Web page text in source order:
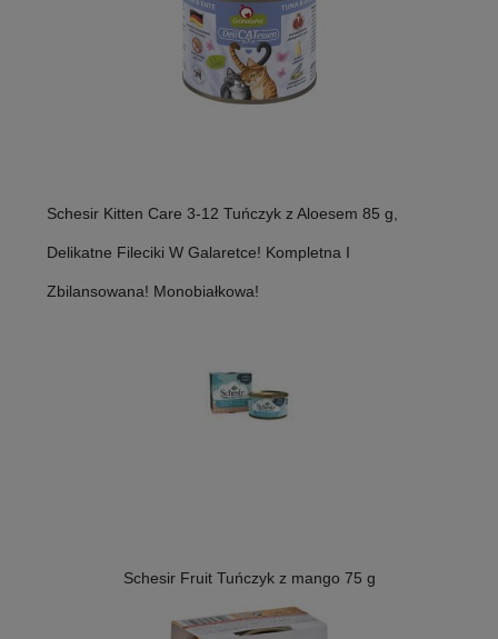
Schesir Kitten Care 3-12 Tuńczyk z Aloesem 85 g,
Delikatne Fileciki W Galaretce! Kompletna I
Zbilansowana! Monobiałkowa!
Schesir Fruit Tuńczyk z mango 75 g